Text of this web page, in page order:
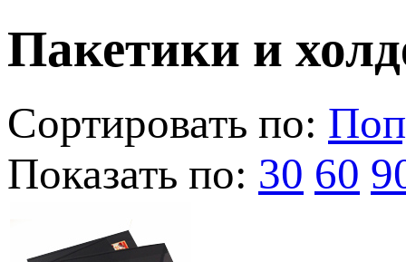
Пакетики и
Сортировать по:
Показать по: 30 60